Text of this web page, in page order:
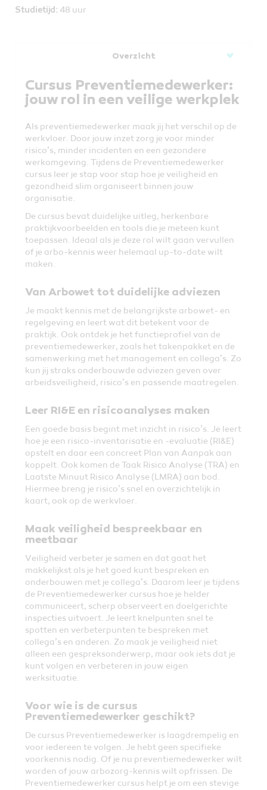
Studietijd: 48 uur
Overzicht
Cursus Preventiemedewerker:
jouw rol in een veilige werkplek
Als preventiemedewerker maak jij het verschil op de
werkvloer. Door jouw inzet zorg je voor minder
risico’s, minder incidenten en een gezondere
werkomgeving. Tijdens de Preventiemedewerker
cursus leer je stap voor stap hoe je veiligheid en
gezondheid slim organiseert binnen jouw
organisatie.
De cursus bevat duidelijke uitleg, herkenbare
praktijkvoorbeelden en tools die je meteen kunt
toepassen. Ideaal als je deze rol wilt gaan vervullen
of je arbo-kennis weer helemaal up-to-date wilt
maken.
Van Arbowet tot duidelijke adviezen
Je maakt kennis met de belangrijkste arbowet- en
regelgeving en leert wat dit betekent voor de
praktijk. Ook ontdek je het functieprofiel van de
preventiemedewerker, zoals het takenpakket en de
samenwerking met het management en collega’s. Zo
kun jij straks onderbouwde adviezen geven over
arbeidsveiligheid, risico’s en passende maatregelen.
Leer RI&E en risicoanalyses maken
Een goede basis begint met inzicht in risico’s. Je leert
hoe je een risico-inventarisatie en -evaluatie (RI&E)
opstelt en daar een concreet Plan van Aanpak aan
koppelt. Ook komen de Taak Risico Analyse (TRA) en
Laatste Minuut Risico Analyse (LMRA) aan bod.
Hiermee breng je risico’s snel en overzichtelijk in
kaart, ook op de werkvloer.
Maak veiligheid bespreekbaar en
meetbaar
Veiligheid verbeter je samen en dat gaat het
makkelijkst als je het goed kunt bespreken en
onderbouwen met je collega’s. Daarom leer je tijdens
de Preventiemedewerker cursus hoe je helder
communiceert, scherp observeert en doelgerichte
inspecties uitvoert. Je leert knelpunten snel te
spotten en verbeterpunten te bespreken met
collega’s en anderen. Zo maak je veiligheid niet
alleen een gespreksonderwerp, maar ook iets dat je
kunt volgen en verbeteren in jouw eigen
werksituatie.
Voor wie is de cursus
Preventiemedewerker geschikt?
De cursus Preventiemedewerker is laagdrempelig en
voor iedereen te volgen. Je hebt geen specifieke
voorkennis nodig. Of je nu preventiemedewerker wilt
worden of jouw arbozorg-kennis wilt opfrissen. De
Preventiemedewerker cursus helpt je om een stevige